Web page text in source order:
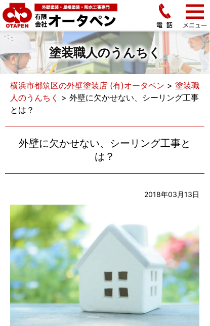
塗装職人のうんちく
横浜市都筑区の外壁塗装店 (有)オータペン > 塗装職
人のうんちく > 外壁に欠かせない、シーリング工事
とは？
外壁に欠かせない、シーリング工事と
は？
2018年03月13日